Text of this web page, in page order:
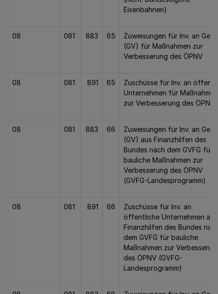
Eisenbahnen)
08 081 883 65
Zuweisungen für Inv. an Gem.
(GV) für Maßnahmen zur
Verbesserung des ÖPNV
08 081 891 65
Zuschüsse für Inv. an öffentl.
Unternehmen für Maßnahmen
zur Verbesserung des ÖPNV
08 081 883 66
Zuweisungen für Inv. an Gem.
(GV) aus Finanzhilfen des
Bundes nach dem GVFG für
bauliche Maßnahmen zur
Verbesserung des ÖPNV
(GVFG-Landesprogramm)
08 081 891 66
Zuschüsse für Inv. an
öffentliche Unternehmen aus
Finanzhilfen des Bundes
dem GVFG für bauliche
Maßnahmen zur
des ÖPNV (GVFG-
Landesprogramm)